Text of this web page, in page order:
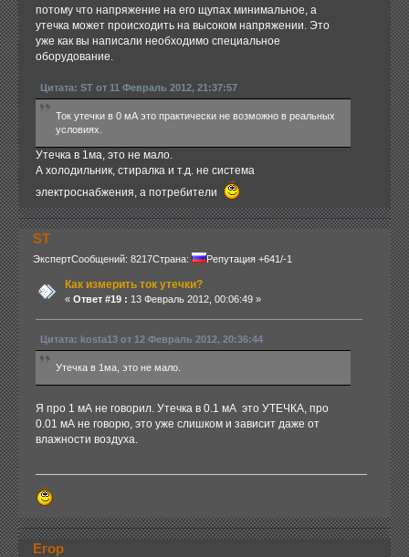
потому что напряжение на его щупах минимальное, а
утечка может происходить на высоком напряжении. Это
уже как вы написали необходимо специальное
оборудование.
Цитата: ST от 11 Февраль 2012, 21:37:57
Ток утечки в 0 мА это практически не возможно в реальных
условиях.
Утечка в 1ма, это не мало.
А холодильник, стиралка и т.д. не система
электроснабжения, а потребители
ST
ЭкспертСообщений: 8217Страна: Репутация +641/-1
Как измерить ток утечки?
« Ответ #19 : 13 Февраль 2012, 00:06:49 »
Цитата: kosta13 от 12 Февраль 2012, 20:36:44
Утечка в 1ма, это не мало.
Я про 1 мА не говорил. Утечка в 0.1 мА это УТЕЧКА, про
0.01 мА не говорю, это уже слишком и зависит даже от
влажности воздуха.
Егор